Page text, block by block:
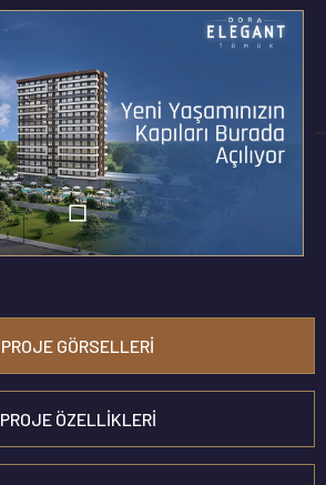
PROJE GÖRSELLERI
PROJE ÖZELLIKLERI